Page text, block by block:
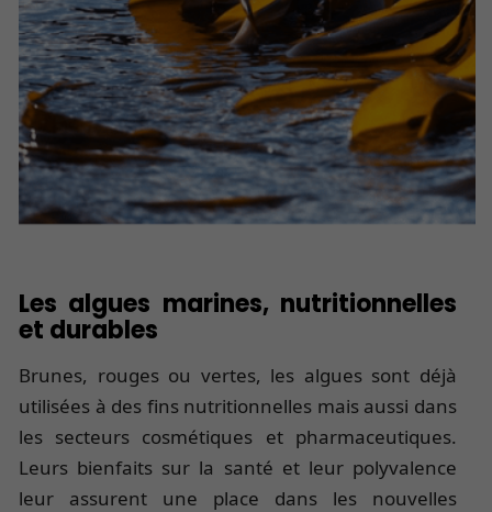
Les algues marines, nutritionnelles
et durables
Brunes, rouges ou vertes, les algues sont déjà
utilisées à des fins nutritionnelles mais aussi dans
les secteurs cosmétiques et pharmaceutiques.
Leurs bienfaits sur la santé et leur polyvalence
leur assurent une place dans les nouvelles